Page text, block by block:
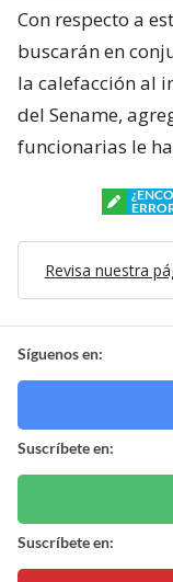
Con respecto a
buscarán en
la calefacción al
del Sename,
funcionarias le
Revisa nuestra
Síguenos en:
Suscríbete en:
Suscríbete en: